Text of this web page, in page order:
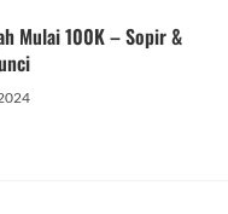
Mulai 100K – Sopir &